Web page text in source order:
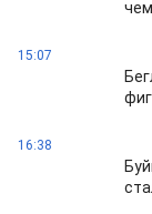
15:07
16:38